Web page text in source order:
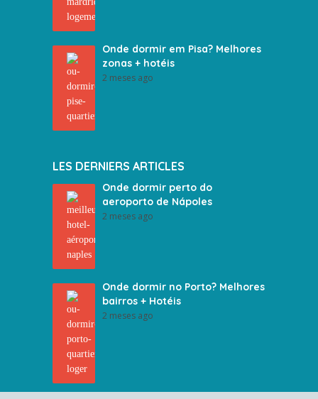
Onde dormir em Pisa? Melhores
zonas + hotéis
2 meses ago
LES DERNIERS ARTICLES
Onde dormir perto do
aeroporto de Nápoles
2 meses ago
Onde dormir no Porto? Melhores
bairros + Hotéis
2 meses ago